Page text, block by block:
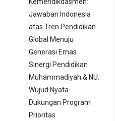
Kemendikdasmen:
Jawaban Indonesia
atas Tren Pendidikan
Global Menuju
Generasi Emas
Sinergi Pendidikan
Muhammadiyah & NU:
Wujud Nyata
Dukungan Program
Prioritas